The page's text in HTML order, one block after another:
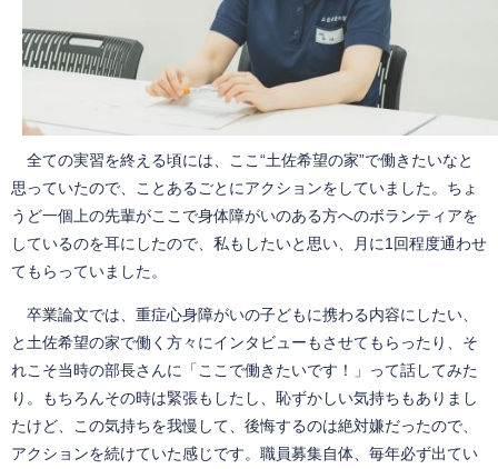
全ての実習を終える頃には、ここ“土佐希望の家”で働きたいなと
思っていたので、ことあるごとにアクションをしていました。ちょ
うど一個上の先輩がここで身体障がいのある方へのボランティアを
しているのを耳にしたので、私もしたいと思い、月に1回程度通わせ
てもらっていました。
卒業論文では、重症心身障がいの子どもに携わる内容にしたい、
と土佐希望の家で働く方々にインタビューもさせてもらったり、そ
れこそ当時の部長さんに「ここで働きたいです！」って話してみた
り。もちろんその時は緊張もしたし、恥ずかしい気持ちもありまし
たけど、この気持ちを我慢して、後悔するのは絶対嫌だったので、
アクションを続けていた感じです。職員募集自体、毎年必ず出てい